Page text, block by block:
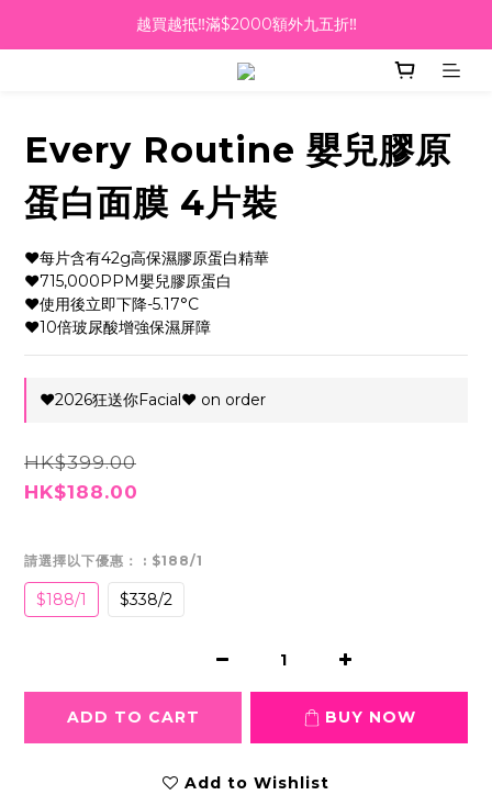
越買越抵‼️滿$2000額外九五折‼️
越買越抵‼️滿$2000額外九五折‼️
☀️【Summer Sales 盛夏狂歡】滿 $700 即減 $40！🔥
越買越抵‼️滿$2000額外九五折‼️
Every Routine 嬰兒膠原
蛋白面膜 4片裝
❤️每片含有42g高保濕膠原蛋白精華
❤️715,000PPM嬰兒膠原蛋白
❤️使用後立即下降-5.17°C
❤️10倍玻尿酸增強保濕屏障
❤️2026狂送你Facial❤️ on order
HK$399.00
HK$188.00
請選擇以下優惠： : $188/1
$188/1 $338/2
ADD TO CART BUY NOW
Add to Wishlist